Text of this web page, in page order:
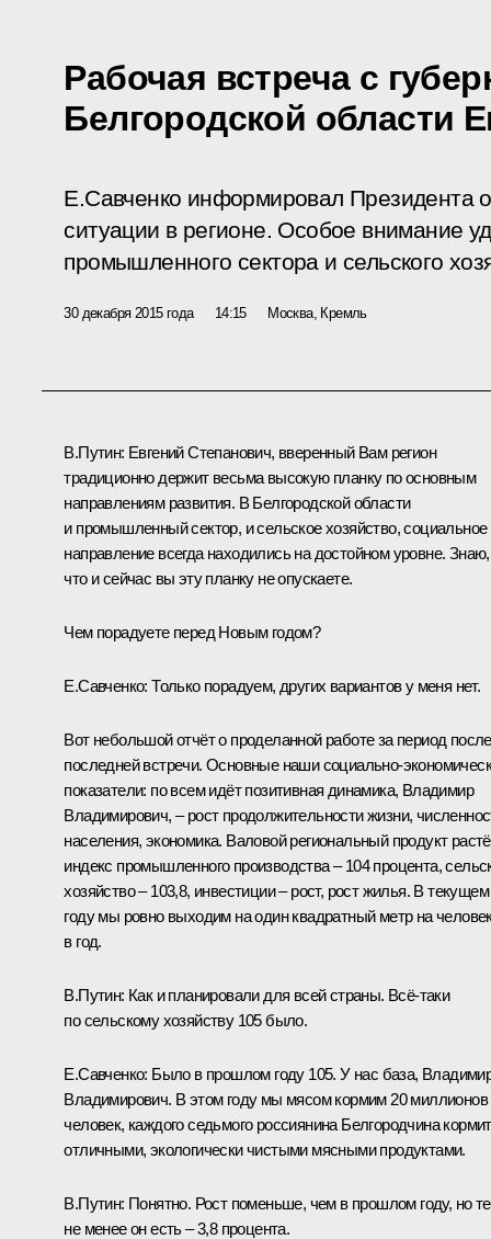
Рабочая встреча с
Белгородской области
Е.Савченко информировал Президента
ситуации в регионе. Особое внимание
промышленного сектора и сельского
30 декабря 2015 года 14:15 Москва, Кремль
В.Путин: Евгений Степанович, вверенный Вам регион
традиционно держит весьма высокую планку по основным
направлениям развития. В Белгородской области
и промышленный сектор, и сельское хозяйство, социальное
направление всегда находились на достойном уровне. Знаю,
что и сейчас вы эту планку не опускаете.
Чем порадуете перед Новым годом?
Е.Савченко: Только порадуем, других вариантов у меня нет.
Вот небольшой отчёт о проделанной работе за период после
последней встречи. Основные наши социально-
показатели: по всем идёт позитивная динамика, Владимир
Владимирович, – рост продолжительности жизни,
населения, экономика. Валовой региональный продукт
индекс промышленного производства – 104 процента,
хозяйство – 103,8, инвестиции – рост, рост жилья. В текущем
году мы ровно выходим на один квадратный метр на
в год.
В.Путин: Как и планировали для всей страны. Всё‑таки
по сельскому хозяйству 105 было.
Е.Савченко: Было в прошлом году 105. У нас база,
Владимирович. В этом году мы мясом кормим 20 миллионов
человек, каждого седьмого россиянина Белгородчина кормит
отличными, экологически чистыми мясными продуктами.
В.Путин: Понятно. Рост поменьше, чем в прошлом году, но
не менее он есть – 3,8 процента.